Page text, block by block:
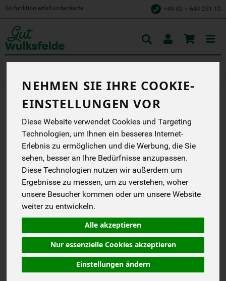
NEHMEN SIE IHRE COOKIE-
EINSTELLUNGEN VOR
Diese Website verwendet Cookies und Targeting
Technologien, um Ihnen ein besseres Internet-
Erlebnis zu ermöglichen und die Werbung, die Sie
sehen, besser an Ihre Bedürfnisse anzupassen.
Diese Technologien nutzen wir außerdem um
Ergebnisse zu messen, um zu verstehen, woher
unsere Besucher kommen oder um unsere Website
weiter zu entwickeln.
Alle akzeptieren
Nur essenzielle Cookies akzeptieren
Einstellungen ändern
So funktioniert’s Kundenkarte +49 40 – 644 251 10
AIOLI
herzhaft-intensiv
Lebensbaum
inkl. 7% MwSt.
8 g
Toggle
cart